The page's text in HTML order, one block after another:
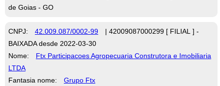
de Goias - GO
CNPJ: 42.009.087/0002-99
| 42009087000299 [ FILIAL ] -
BAIXADA desde 2022-03-30
Nome:
Ftx Participacoes Agropecuaria Construtora e Imobiliaria
LTDA
Fantasia nome:
Grupo Ftx